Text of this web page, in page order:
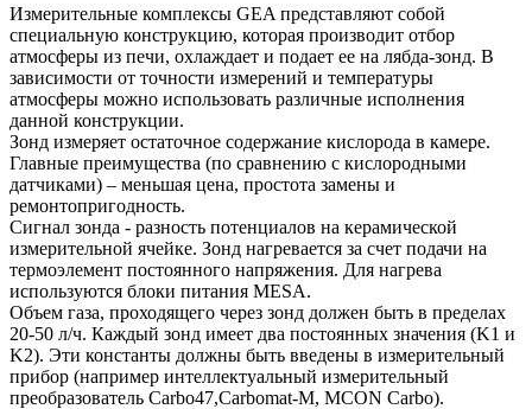
Измерительные комплексы GEA представляют собой
специальную конструкцию, которая производит отбор
атмосферы из печи, охлаждает и подает ее на лябда-зонд. В
зависимости от точности измерений и температуры
атмосферы можно использовать различные исполнения
данной конструкции.
Зонд измеряет остаточное содержание кислорода в камере.
Главные преимущества (по сравнению с кислородными
датчиками) – меньшая цена, простота замены и
ремонтопригодность.
Сигнал зонда - разность потенциалов на керамической
измерительной ячейке. Зонд нагревается за счет подачи на
термоэлемент постоянного напряжения. Для нагрева
используются блоки питания MESA.
Объем газа, проходящего через зонд должен быть в пределах
20-50 л/ч. Каждый зонд имеет два постоянных значения (K1 и
K2). Эти константы должны быть введены в измерительный
прибор (например интеллектуальный измерительный
преобразователь Carbo47,Carbomat-M, MCON Carbo).